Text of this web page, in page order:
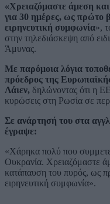
«Χρειαζόμαστε άμεση
για 30 ημέρες, ως πρώτο
ειρηνευτική συμφωνία»,
στην τηλεδιάσκεψη από
Άμυνας.
Με παρόμοια λόγια
πρόεδρος της
Λάιεν, δηλώνοντας ότι η ΕΕ
κυρώσεις στη Ρωσία σε
Σε ανάρτησή του στα
έγραψε:
«Χάρηκα πολύ που
Ουκρανία. Χρειαζόμαστε
κατάπαυση του πυρός, ως
ειρηνευτική συμφωνία».